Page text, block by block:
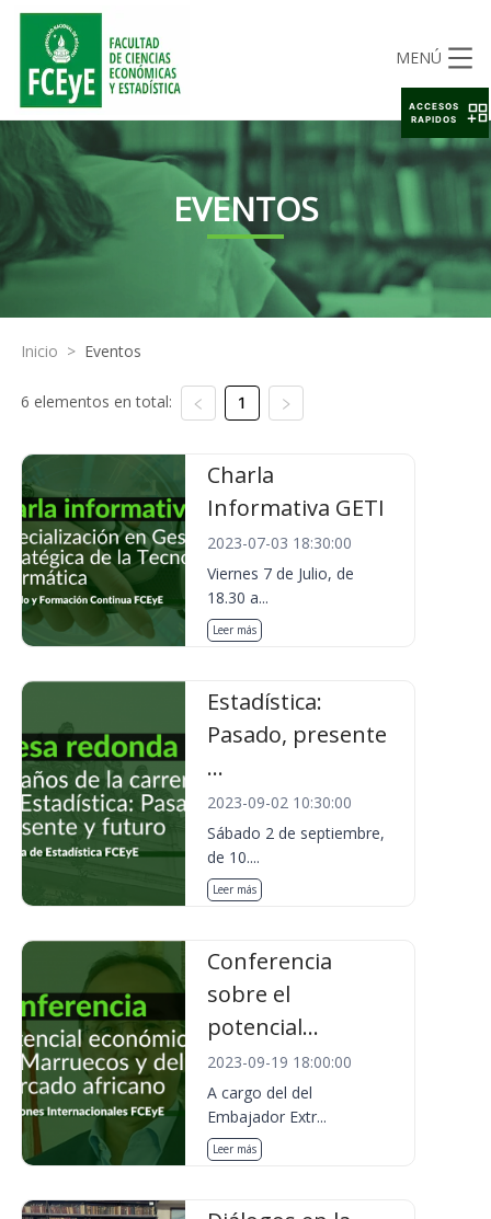
MENÚ
EVENTOS
Inicio > Eventos
6 elementos en total: 1
Charla
Informativa GETI
2023-07-03 18:30:00
Viernes 7 de Julio, de
18.30 a...
Leer más
Estadística:
Pasado, presente
...
2023-09-02 10:30:00
Sábado 2 de septiembre,
de 10....
Leer más
Conferencia
sobre el
potencial...
2023-09-19 18:00:00
A cargo del del
Embajador Extr...
Leer más
ACCESOS
RAPIDOS